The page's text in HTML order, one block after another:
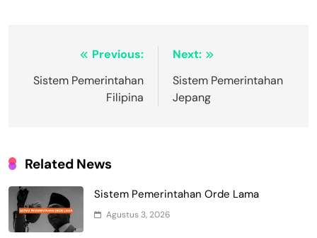
Navigasi
pos
Previous:
Sistem Pemerintahan
Filipina
Next:
Sistem Pemerintahan
Jepang
Related News
Sistem Pemerintahan Orde Lama
Agustus 3, 2026